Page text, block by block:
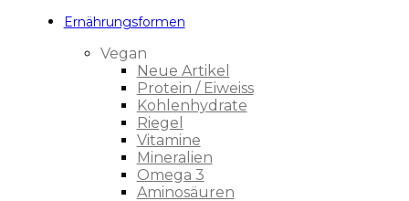
Ernährungsformen
Vegan
Neue Artikel
Protein / Eiweiss
Kohlenhydrate
Riegel
Vitamine
Mineralien
Omega 3
Aminosäuren